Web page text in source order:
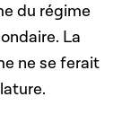
du régime
La
ne se ferait